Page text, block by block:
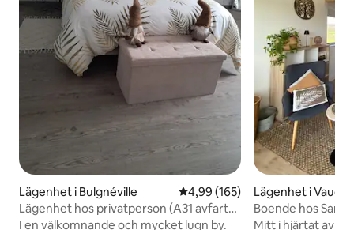
Lägenhet i Bulgnéville 4,99 av 5 i genomsnittligt
4,99 (165)
Lägenhet hos privatperson (A31 avfart
9)
I en välkomnande och mycket lugn by.
Lägenhet i
Boende hos
Mitt i hjärtat av